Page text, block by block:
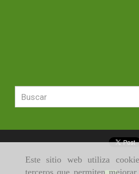
Este sitio web utiliza